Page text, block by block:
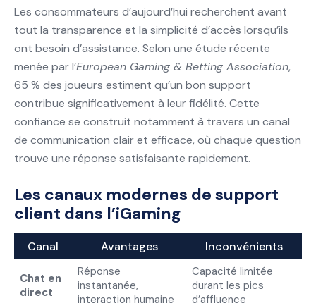
Les consommateurs d’aujourd’hui recherchent avant
tout la transparence et la simplicité d’accès lorsqu’ils
ont besoin d’assistance. Selon une étude récente
menée par l’European Gaming & Betting Association,
65 % des joueurs estiment qu’un bon support
contribue significativement à leur fidélité. Cette
confiance se construit notamment à travers un canal
de communication clair et efficace, où chaque question
trouve une réponse satisfaisante rapidement.
Les canaux modernes de support
client dans l’iGaming
Canal Avantages Inconvénients
Chat en
direct
Réponse
instantanée,
interaction humaine
Capacité limitée
durant les pics
d’affluence